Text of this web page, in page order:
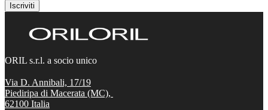
Iscriviti
ORIL s.r.l. a socio unico
Via D. Annibali, 17/19
Piediripa di Macerata (MC),
62100 Italia